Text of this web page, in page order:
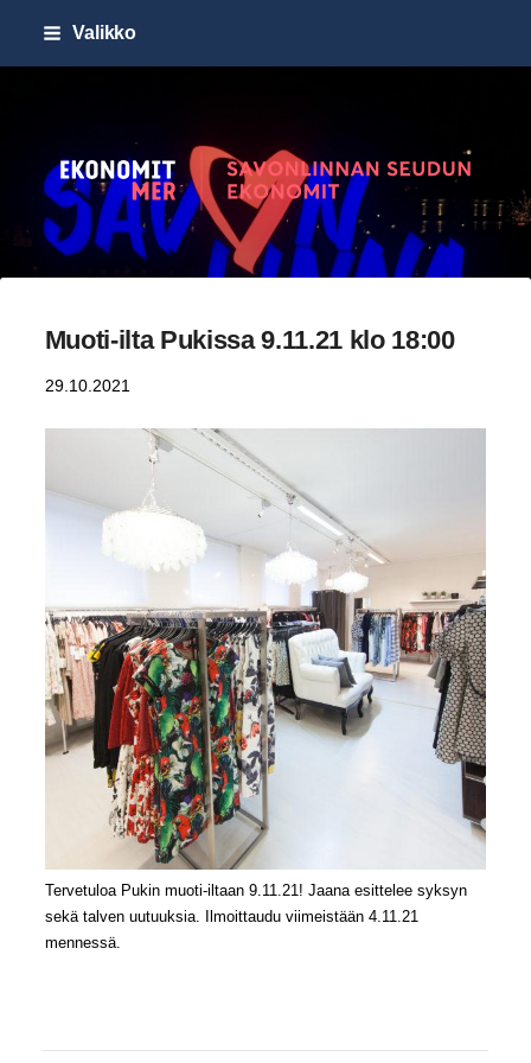
Siirry
Valikko
Savonlinnan seudun
Muoti-ilta Pukissa 9.11.21 klo 18:00
29.10.2021
Tervetuloa Pukin muoti-iltaan 9.11.21! Jaana esittelee syksyn
sekä talven uutuuksia. Ilmoittaudu viimeistään 4.11.21
mennessä.